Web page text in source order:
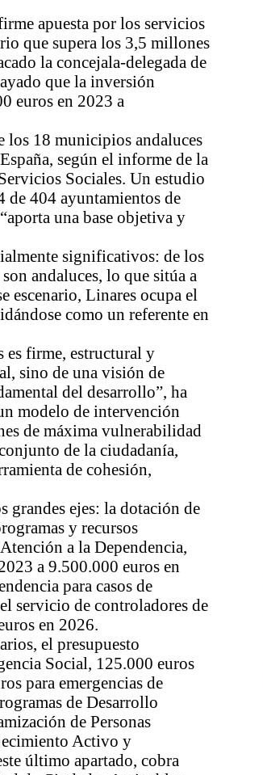
apuesta por los servicios
que supera los 3,5 millones
la concejala-delegada de
que la inversión
euros en 2023 a
los 18 municipios andaluces
según el informe de la
Sociales. Un estudio
de 404 ayuntamientos de
una base objetiva y
significativos: de los
andaluces, lo que sitúa a
escenario, Linares ocupa el
como un referente en
es firme, estructural y
sino de una visión de
del desarrollo”, ha
modelo de intervención
de máxima vulnerabilidad
de la ciudadanía,
de cohesión,
grandes ejes: la dotación de
y recursos
a la Dependencia,
a 9.500.000 euros en
para casos de
servicio de controladores de
en 2026.
el presupuesto
Social, 125.000 euros
para emergencias de
de Desarrollo
de Personas
Activo y
último apartado, cobra